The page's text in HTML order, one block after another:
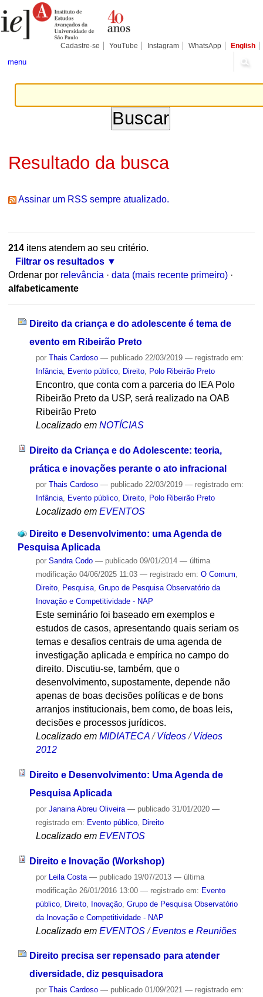
para
conteúdo.
Pessoais
Cadastre-se YouTube Instagram WhatsApp English
menu
Resultado da busca
Assinar um RSS sempre atualizado.
214itens atendem ao seu critério.
Filtrar os resultados
Ordenar por relevância · data (mais recente primeiro) ·
alfabeticamente
Direito da criança e do adolescente é tema de
evento em Ribeirão Preto
por Thais Cardoso — publicado22/03/2019 — registrado em:
Infância, Evento público, Direito, Polo Ribeirão Preto
Encontro, que conta com a parceria do IEA Polo
Ribeirão Preto da USP, será realizado na OAB
Ribeirão Preto
Localizado em NOTÍCIAS
Direito da Criança e do Adolescente: teoria,
prática e inovações perante o ato infracional
por Thais Cardoso — publicado22/03/2019 — registrado em:
Infância, Evento público, Direito, Polo Ribeirão Preto
Localizado em EVENTOS
Direito e Desenvolvimento: uma Agenda de
Pesquisa Aplicada
por Sandra Codo — publicado09/01/2014 — última
modificação04/06/2025 11:03 — registrado em: O Comum,
Direito, Pesquisa, Grupo de Pesquisa Observatório da
Inovação e Competitividade - NAP
Este seminário foi baseado em exemplos e
estudos de casos, apresentando quais seriam os
temas e desafios centrais de uma agenda de
investigação aplicada e empírica no campo do
direito. Discutiu-se, também, que o
desenvolvimento, supostamente, depende não
apenas de boas decisões políticas e de bons
arranjos institucionais, bem como, de boas leis,
decisões e processos jurídicos.
Localizado em MIDIATECA /Vídeos /Vídeos
2012
Direito e Desenvolvimento: Uma Agenda de
Pesquisa Aplicada
por Janaina Abreu Oliveira — publicado31/01/2020 —
registrado em: Evento público, Direito
Localizado em EVENTOS
Direito e Inovação (Workshop)
por Leila Costa — publicado19/07/2013 — última
modificação26/01/2016 13:00 — registrado em: Evento
público, Direito, Inovação, Grupo de Pesquisa Observatório
da Inovação e Competitividade - NAP
Localizado em EVENTOS /Eventos e Reuniões
Direito precisa ser repensado para atender
diversidade, diz pesquisadora
por Thais Cardoso — publicado01/09/2021 — registrado em: